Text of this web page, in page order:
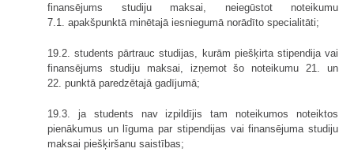
finansējums studiju maksai, neiegūstot noteikumu
7.1. apakšpunktā minētajā iesniegumā norādīto specialitāti;
19.2. students pārtrauc studijas, kurām piešķirta stipendija vai
finansējums studiju maksai, izņemot šo noteikumu 21. un
22. punktā paredzētajā gadījumā;
19.3. ja students nav izpildījis tam noteikumos noteiktos
pienākumus un līguma par stipendijas vai finansējuma studiju
maksai piešķiršanu saistības;